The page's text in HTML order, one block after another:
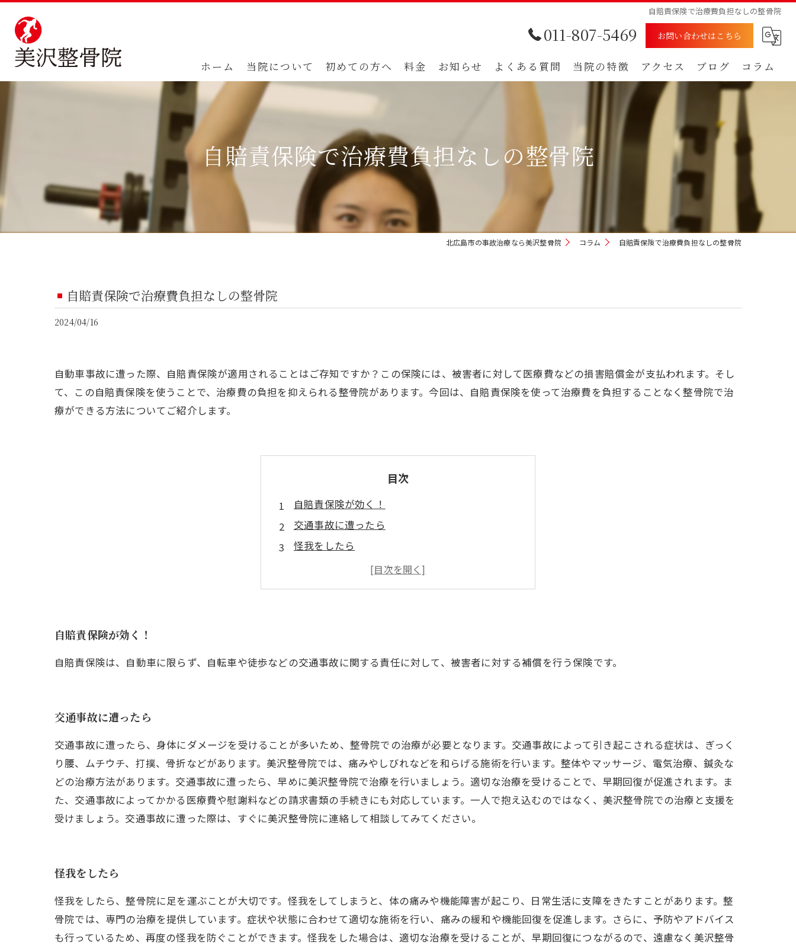
自賠責保険で治療費負担なしの整骨院
011-807-5469 お問い合わせはこちら
ホーム 当院について 初めての方へ 料金 お知らせ よくある質問 当院の特徴
肩
アクセス
漫画特集
ブログ コラム
自賠責保険で治療費負担なしの整骨院
北広島市の事故治療なら美沢整骨院 コラム 自賠責保険で治療費負担なしの整骨院
自賠責保険で治療費負担なしの整骨院
2024/04/16
自動車事故に遭った際、自賠責保険が適用されることはご存知ですか？この保険には、被害者に対して医療費などの損害賠償金が支払われます。そし
て、この自賠責保険を使うことで、治療費の負担を抑えられる整骨院があります。今回は、自賠責保険を使って治療費を負担することなく整骨院で治
療ができる方法についてご紹介します。
目次
自賠責保険が効く！
交通事故に遭ったら
怪我をしたら
整骨院選びに困ったら
事故に遭ったら
自賠責保険が効く！
自賠責保険は、自動車に限らず、自転車や徒歩などの交通事故に関する責任に対して、被害者に対する補償を行う保険です。
交通事故に遭ったら
交通事故に遭ったら、身体にダメージを受けることが多いため、整骨院での治療が必要となります。交通事故によって引き起こされる症状は、ぎっく
り腰、ムチウチ、打撲、骨折などがあります。美沢整骨院では、痛みやしびれなどを和らげる施術を行います。整体やマッサージ、電気治療、鍼灸な
どの治療方法があります。交通事故に遭ったら、早めに美沢整骨院で治療を行いましょう。適切な治療を受けることで、早期回復が促進されます。ま
た、交通事故によってかかる医療費や慰謝料などの請求書類の手続きにも対応しています。一人で抱え込むのではなく、美沢整骨院での治療と支援を
受けましょう。交通事故に遭った際は、すぐに美沢整骨院に連絡して相談してみてください。
怪我をしたら
怪我をしたら、整骨院に足を運ぶことが大切です。怪我をしてしまうと、体の痛みや機能障害が起こり、日常生活に支障をきたすことがあります。整
骨院では、専門の治療を提供しています。症状や状態に合わせて適切な施術を行い、痛みの緩和や機能回復を促進します。さらに、予防やアドバイス
も行っているため、再度の怪我を防ぐことができます。怪我をした場合は、適切な治療を受けることが、早期回復につながるので、遠慮なく美沢整骨